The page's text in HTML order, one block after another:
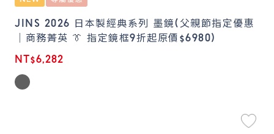
JINS 2026 日本製經典系列 墨鏡(父親節指定優惠
｜商務菁英 👔 指定鏡框9折起原價$6980)
NT$6,282